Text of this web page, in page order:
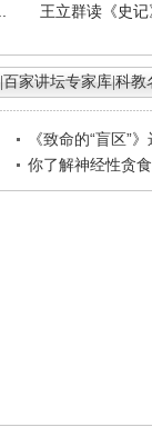
王立群读《史
百家讲坛专家库 科教
《致命的“盲区”
你了解神经性贪